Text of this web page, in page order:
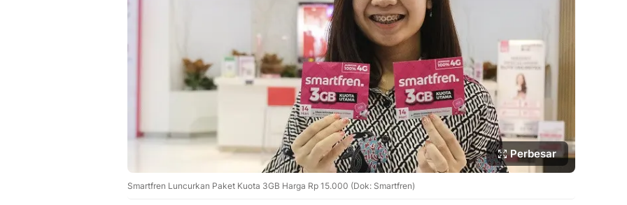
Perbesar
Smartfren Luncurkan Paket Kuota 3GB Harga Rp 15.000 (Dok: Smartfren)